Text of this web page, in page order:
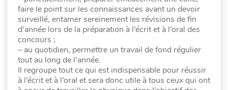
faire le point sur les connaissances avant un devoir
surveillé, entamer sereinement les révisions de fin
d’année lors de la préparation à l’écrit et à l’oral des
concours ;
– au quotidien, permettre un travail de fond régulier
tout au long de l’année.
Il regroupe tout ce qui est indispensable pour réussir
à l’écrit et à l’oral et sera donc utile à tous ceux qui ont